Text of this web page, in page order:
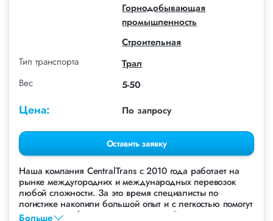
Горнодобывающая
промышленность
Строительная
Тип транспорта
Трал
Вес
5-50
Цена: По запросу
Оставить заявку
Наша компания СentralTrans с 2010 года работает на
рынке междугородних и международных перевозок
любой сложности. За это время специалисты по
логистике накопили большой опыт и с легкостью помогут
перевезти любые грузы, в том числе Экскаватор
Больше